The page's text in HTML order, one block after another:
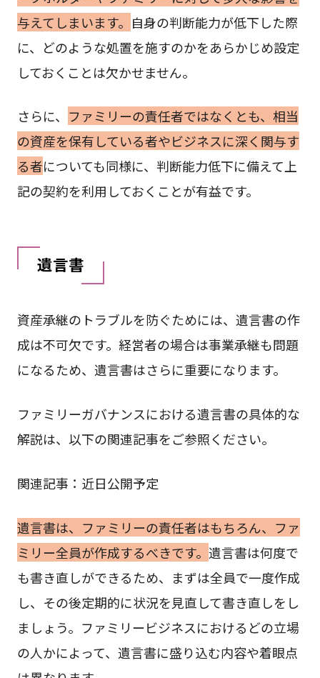
与えてしまいます。 自身の判断能力が低下した際
に、どのような処置を施すのかをあらかじめ設定
しておくことは欠かせません。
さらに、 ファミリーの責任者ではなくとも、相当
の資産を保有している者やビジネスに深く関与す
る者についても同様に、判断能力低下に備えて上
記の契約を利用しておくことが有益です。
遺言書
資産承継のトラブルを防ぐためには、遺言書の作
成は不可欠です。経営者の場合は事業承継も問題
になるため、遺言書はさらに重要になります。
ファミリーガバナンスにおける遺言書の具体的な
解説は、以下の関連記事をご参照ください。
関連記事：近日公開予定
遺言書は、ファミリーの責任者はもちろん、ファ
ミリー全員が作成するべきです。 遺言書は何度で
も書き直しができるため、まずは全員で一度作成
し、その後定期的に状況を見直して書き直しをし
ましょう。ファミリービジネスにおけるどの立場
の人かによって、遺言書に盛り込む内容や着眼点